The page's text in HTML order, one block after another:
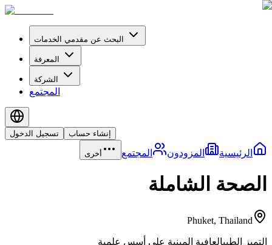
البحث عن مقدمي الخدمات
المعرفة
الشركة
المجتمع
تسجيل الدخول إنشاء حساب
الرئيسية المزودون المجتمع أخرى
الصحة الشاملة
Phuket, Thailand
التميز الطبيالعافية المبنية على أسس علمية